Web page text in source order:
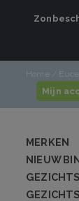
Home/
Mijn
MERKEN
NIEUW